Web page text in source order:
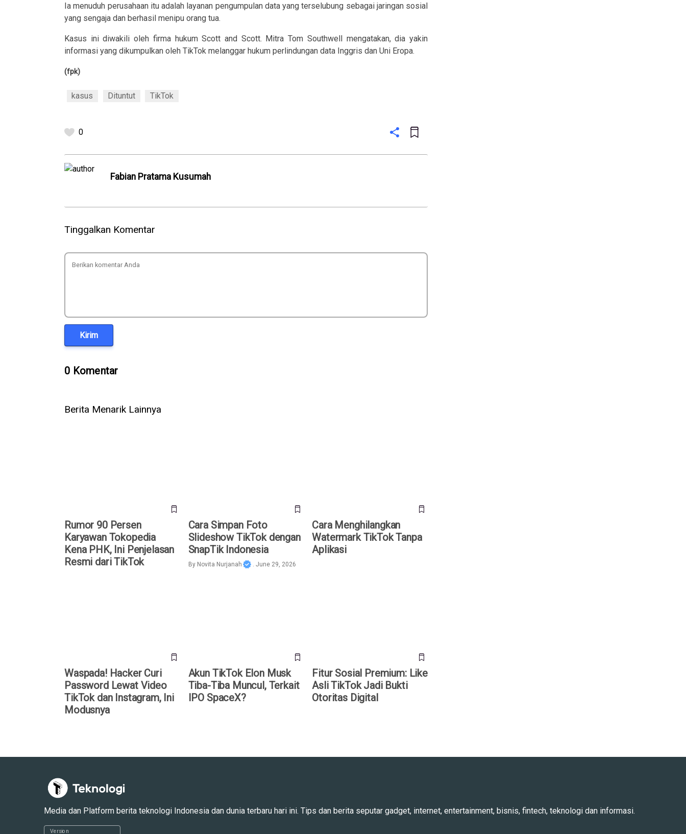
Ia menuduh perusahaan itu adalah layanan pengumpulan data yang terselubung sebagai jaringan sosial
yang sengaja dan berhasil menipu orang tua.
Kasus ini diwakili oleh firma hukum Scott and Scott. Mitra Tom Southwell mengatakan, dia yakin
informasi yang dikumpulkan oleh TikTok melanggar hukum perlindungan data Inggris dan Uni Eropa.
(fpk)
kasus Dituntut TikTok
0
Fabian Pratama Kusumah
Tinggalkan Komentar
Kirim
0 Komentar
Berita Menarik Lainnya
Rumor 90 Persen
Karyawan Tokopedia
Kena PHK, Ini Penjelasan
Resmi dari TikTok
Cara Simpan Foto
Slideshow TikTok dengan
SnapTik Indonesia
By Novita Nurjanah . June 29, 2026
Cara Menghilangkan
Watermark TikTok Tanpa
Aplikasi
Waspada! Hacker Curi
Password Lewat Video
TikTok dan Instagram, Ini
Modusnya
Akun TikTok Elon Musk
Tiba-Tiba Muncul, Terkait
IPO SpaceX?
Fitur Sosial Premium: Like
Asli TikTok Jadi Bukti
Otoritas Digital
Media dan Platform berita teknologi Indonesia dan dunia terbaru hari ini. Tips dan berita seputar gadget, internet, entertainment, bisnis, fintech, teknologi dan informasi.
Version